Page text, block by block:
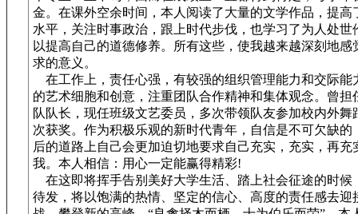
金。在课外空余时间，本人阅读了大量的文学作品，提高
水平，关注时事政治，跟上时代步伐，也学习了为人处世
以提高自己的道德修养。所有这些，使我越来越深刻地感
求的意义。
在工作上，责任心强，有较强的组织管理能力和交际能
的艺术细胞和创意，注重团队合作精神和集体观念。曾担
队队长，现任班级文艺委员，多次带领队友参加校内外舞
次获奖。作为积极乐观的新时代青年，自信是不可欠缺的
后的道路上自己会更加迫切地要求自己充实，充实，再充
我。本人相信：用心一定能赢得精彩!
在这即将挥手告别美好大学生活、踏上社会征途的时候
待发，将以饱满的热情、坚定的信心、高度的责任感去迎